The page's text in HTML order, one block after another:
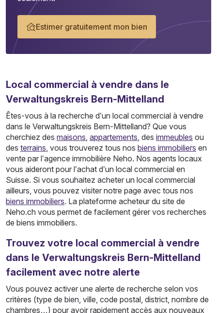
Estimer gratuitement mon bien
Local commercial à vendre dans le
Verwaltungskreis Bern-Mittelland
Êtes-vous à la recherche d’un local commercial à vendre
dans le Verwaltungskreis Bern-Mittelland? Que vous
cherchiez des maisons, appartements, des immeubles ou
des terrains, vous trouverez tous nos biens immobiliers en
vente par l’agence immobilière Neho. Nos agents locaux
vous aideront pour l’achat d’un local commercial en
Suisse. Si vous souhaitez acheter un local commercial
ailleurs, vous pouvez visiter notre page avec tous nos
biens immobiliers. La plateforme acheteur du site de
Neho.ch vous permet de facilement gérer vos recherches
de biens immobiliers.
Trouvez votre local commercial à vendre
dans le Verwaltungskreis Bern-Mittelland
facilement avec notre alerte
Vous pouvez activer une alerte de recherche selon vos
critères (type de bien, ville, code postal, district, nombre de
chambres…) pour avoir rapidement accès aux nouveaux